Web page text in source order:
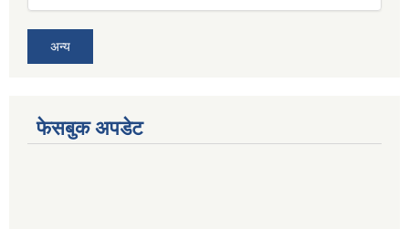
अन्य
फेसबुक अपडेट